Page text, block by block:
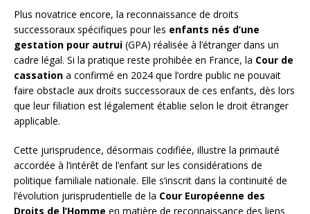
Plus novatrice encore, la reconnaissance de droits
successoraux spécifiques pour les enfants nés d’une
gestation pour autrui (GPA) réalisée à l’étranger dans un
cadre légal. Si la pratique reste prohibée en France, la Cour de
cassation a confirmé en 2024 que l’ordre public ne pouvait
faire obstacle aux droits successoraux de ces enfants, dès lors
que leur filiation est légalement établie selon le droit étranger
applicable.
Cette jurisprudence, désormais codifiée, illustre la primauté
accordée à l’intérêt de l’enfant sur les considérations de
politique familiale nationale. Elle s’inscrit dans la continuité de
l’évolution jurisprudentielle de la Cour Européenne des
Droits de l’Homme en matière de reconnaissance des liens